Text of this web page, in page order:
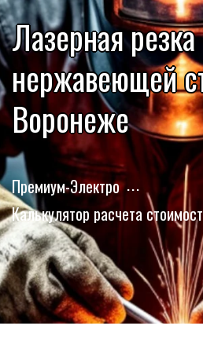
Лазерная резка
нержавеющей
Воронеже
Премиум-Электро
Калькулятор расчета